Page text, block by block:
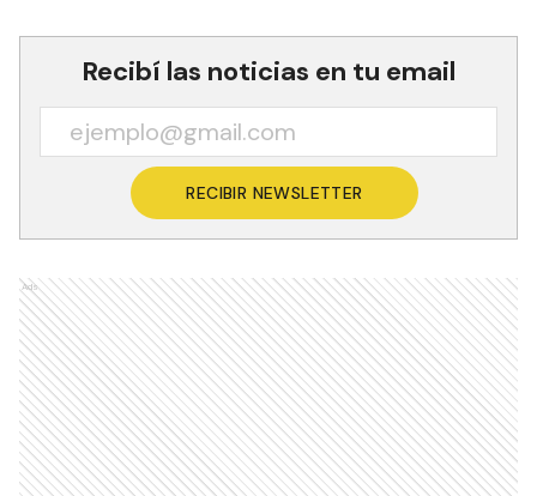
Recibí las noticias en tu email
RECIBIR NEWSLETTER
Ads